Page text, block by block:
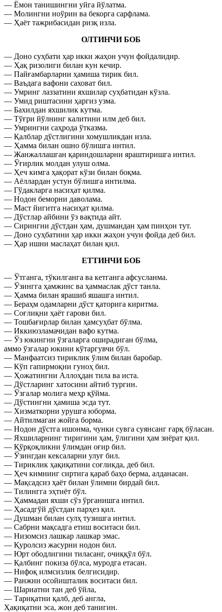
— Ёмон танишингни уйга йўлатма.
— Молингни ноўрин ва бекорга сарфлама.
— Ҳаёт тажрибасидан ризқ изла.
ОЛТИНЧИ БОБ
— Доно суҳбати ҳар икки жаҳон учун фойдалидир.
— Ҳақ ризолиги билан кун кечир.
— Пайғамбарларни ҳамиша тирик бил.
— Ваъдага вафони саховат бил.
— Умринг лаззатини яхшилар суҳбатидан кўзла.
— Умид риштасини ҳаргиз узма.
— Бахилдан яхшилик кутма.
— Тўғри йўлнинг калитини илм деб бил.
— Умрингни саҳрода ўтказма.
— Қалблар дўстлигини хомушликдан изла.
— Ҳамма билан ошно бўлишга интил.
— Жанжаллашган қариндошларни яраштиришга интил.
— Ўғирлик молдан улуш олма.
— Ҳеч кимга ҳақорат кўзи билан боқма.
— Аёллардан устун бўлишга интилма.
— Гўдакларга насиҳат қилма.
— Нодон беморни даволама.
— Маст йигитга насиҳат қилма.
— Дўстлар айбини ўз вақтида айт.
— Сирингни дўстдан ҳам, душмандан ҳам пинҳон тут.
— Доно суҳбатини ҳар икки жаҳон учун фойда деб бил.
— Ҳар ишни маслаҳат билан қил.
ЕТТИНЧИ БОБ
— Ўтганга, тўкилганга ва кетганга афсусланма.
— Ўзингга ҳамжинс ва ҳаммаслак дўст танла.
— Ҳамма билан ярашиб яшашга интил.
— Бераҳм одамларни дўст қаторига киритма.
— Соғлиқни ҳаёт гарови бил.
— Тошбағирлар билан ҳамсуҳбат бўлма.
— Иккиюзламачидан вафо кутма.
— Ўз юкингни ўзгаларга оширадиган бўлма,
аммо ўзгалар юкини кўтаргувчи бўл.
— Манфаатсиз тириклик ўлим билан баробар.
— Кўп гапирмоқни гуноҳ бил.
— Ҳожатингни Аллоҳдан тила ва иста.
— Дўстларинг хатосини айтиб тургин.
— Ўзгалар молига меҳр қўйма.
— Дўстингни ҳамиша эсда тут.
— Хизматкорни урушга юборма.
— Айтилмаган жойга борма.
— Нодон дўстга ишонма, чунки сувга суянсанг ғарқ бўласан.
— Яхшиларнинг тиригини ҳам, ўлигини ҳам зиёрат қил.
— Қўрқоқликни ўлимдан оғир бил.
— Ўзингдан кексаларни улуғ бил.
— Тириклик ҳақиқатини соғликда, деб бил.
— Ҳеч кимнинг сиртига қараб баҳо берма, алданасан.
— Мақсадсиз ҳаёт билан ўлимни бирдай бил.
— Тилингга эҳтиёт бўл.
— Ҳаммадан яхши сўз ўрганишга интил.
— Ҳасадгўй дўстдан парҳез қил.
— Душман билан сулҳ тузишга интил.
— Сабрни мақсадга етиш воситаси бил.
— Низомсиз лашкар лашкар эмас.
— Қуролсиз жасурни нодон бил.
— Юрт ободлигини тиласанг, очиққўл бўл.
— Қалбинг покиза бўлса, муродга етасан.
— Нифоқ илмсизлик белгисидир.
— Ранжни осойишталик воситаси бил.
— Шариатни тан деб ўйла,
— Тариқатни қалб, деб англа,
Ҳақиқатни эса, жон деб танигин.